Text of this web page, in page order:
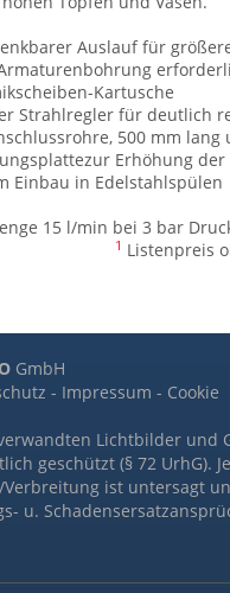
Auslauf für
Kartusche
Strahlregler für deutlich
500 mm lang
Erhöhung der
Einbau in Edelstahlspülen
15 l/min bei 3 bar
1 Listenpreis
GmbH
- Impressum - Cookie
Lichtbilder und
geschützt (§ 72 UrhG).
ist untersagt
u.